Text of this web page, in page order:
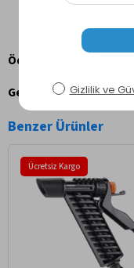
Ödeme Seçenekleri
Geri Bildirim Gönder
Benzer Ürünler
Ücretsiz Kargo